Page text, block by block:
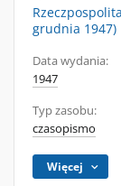
grudnia 1947)
Data wydania:
1947
Typ zasobu:
czasopismo
Więcej